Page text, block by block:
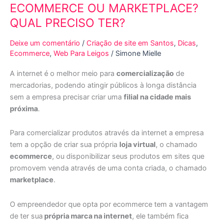
ECOMMERCE OU MARKETPLACE?
QUAL PRECISO TER?
Deixe um comentário / Criação de site em Santos, Dicas,
Ecommerce, Web Para Leigos / Simone Mielle
A internet é o melhor meio para comercialização de
mercadorias, podendo atingir públicos à longa distância
sem a empresa precisar criar uma filial na cidade mais
próxima.
Para comercializar produtos através da internet a empresa
tem a opção de criar sua própria loja virtual, o chamado
ecommerce, ou disponibilizar seus produtos em sites que
promovem venda através de uma conta criada, o chamado
marketplace.
O empreendedor que opta por ecommerce tem a vantagem
de ter sua própria marca na internet, ele também fica
ECOMMERCE
OU
MARKETPLACE?
QUAL
PRECISO